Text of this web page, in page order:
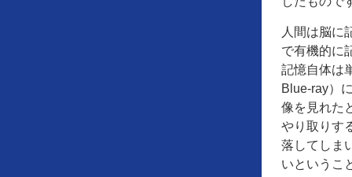
人間は脳に
で有機的に
記憶自体は
Blue-ray）
像を見れた
やり取りす
落してしま
いというこ